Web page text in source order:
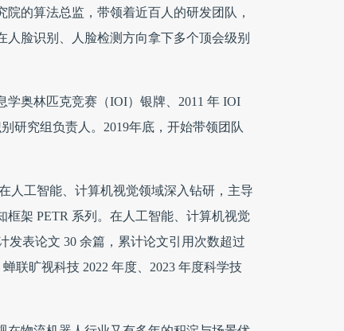
的算法总监，带领着近百人的研发团队，
脸识别、人脸检测方向拿下多个顶会级别
学奥林匹克竞赛（IOI）银牌、2011 年 IOI
研究组负责人。2019年底，开始带领团队
人工智能、计算机视觉领域深入钻研，主导
架 PETR 系列。在人工智能、计算机视觉
发表论文 30 余篇，累计论文引用次数超过
联旷视科技 2022 年度、2023 年度科学技